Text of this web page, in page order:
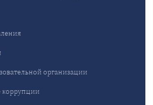
организации
коррупции